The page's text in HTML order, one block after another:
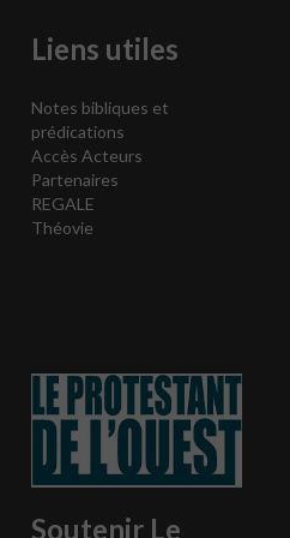
Liens utiles
Notes bibliques et
prédications
Accès Acteurs
Partenaires
REGALE
Théovie
Soutenir Le